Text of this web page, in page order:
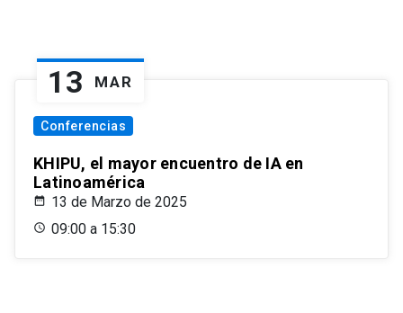
13 MAR
Conferencias
KHIPU, el mayor encuentro de IA en
Latinoamérica
13 de Marzo de 2025
09:00 a 15:30